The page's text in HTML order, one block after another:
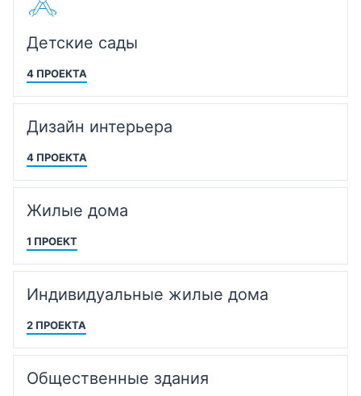
Детские сады
4 ПРОЕКТА
Дизайн интерьера
4 ПРОЕКТА
Жилые дома
1 ПРОЕКТ
Индивидуальные жилые дома
2 ПРОЕКТА
Общественные здания